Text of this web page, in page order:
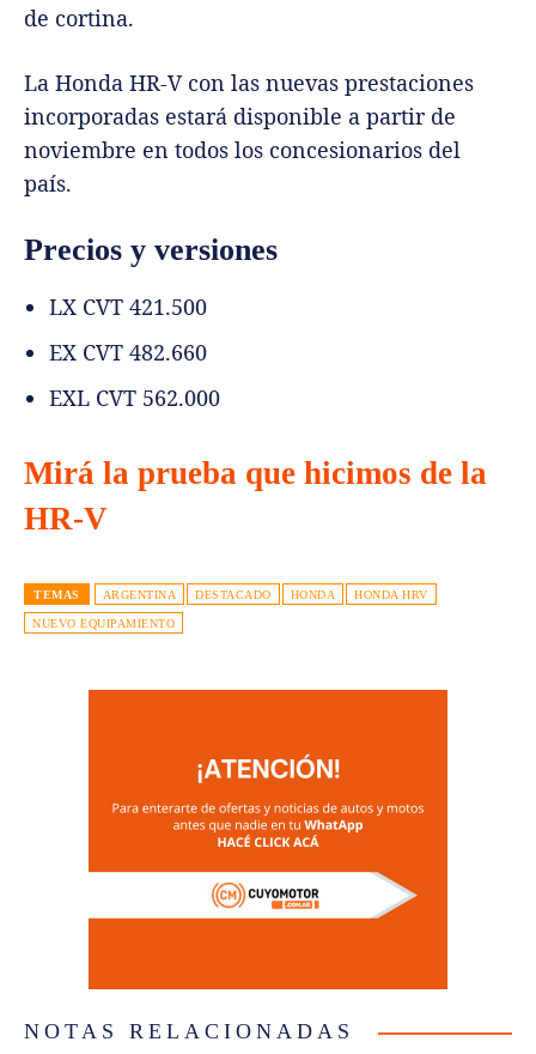
de cortina.
La Honda HR-V con las nuevas prestaciones
incorporadas estará disponible a partir de
noviembre en todos los concesionarios del
país.
Precios y versiones
LX CVT 421.500
EX CVT 482.660
EXL CVT 562.000
Mirá la prueba que hicimos de la
HR-V
TEMAS ARGENTINA DESTACADO HONDA HONDA HRV
NUEVO EQUIPAMIENTO
NOTAS RELACIONADAS